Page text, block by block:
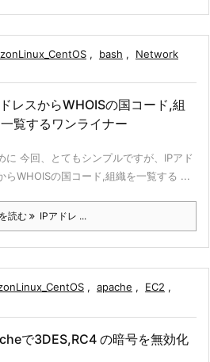
, bash ,
Network
レスからWHOISの国コード,組
覧するワンライナー
に 今回、とてもシンプルですが、IPアド
らWHOISの国コード,組織を一覧する ...
読む IPアドレ ...
, apache , EC2 ,
で3DES,RC4 の暗号を無効化